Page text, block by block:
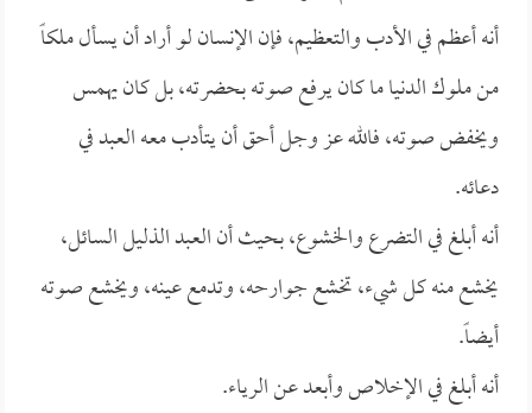
أنه أعظم في الأدب والتعظيم، فإن الإنسان لو أراد أن يسأل ملكاً
من ملوك الدنيا ما كان يرفع صوته بحضرته، بل كان يهمس
ويخفض صوته، فالله عز وجل أحق أن يتأدب معه العبد في
دعائه.
أنه أبلغ في التضرع والخشوع، بحيث أن العبد الذليل السائل،
يخشع منه كل شيء، تخشع جوارحه، وتدمع عينه، ويخشع صوته
أيضاً.
أنه أبلغ في الإخلاص وأبعد عن الرياء.